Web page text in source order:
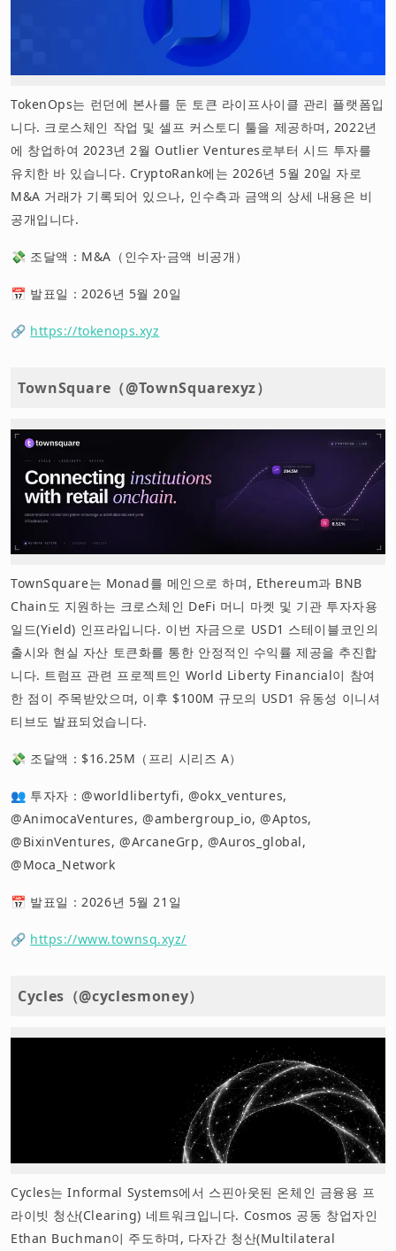
TokenOps는 런던에 본사를 둔 토큰 라이프사이클 관리 플랫폼입
니다. 크로스체인 작업 및 셀프 커스토디 툴을 제공하며, 2022년
에 창업하여 2023년 2월 Outlier Ventures로부터 시드 투자를
유치한 바 있습니다. CryptoRank에는 2026년 5월 20일 자로
M&A 거래가 기록되어 있으나, 인수측과 금액의 상세 내용은 비
공개입니다.
💸 조달액：M&A（인수자·금액 비공개）
📅 발표일：2026년 5월 20일
🔗 https://tokenops.xyz
TownSquare（@TownSquarexyz）
TownSquare는 Monad를 메인으로 하며, Ethereum과 BNB
Chain도 지원하는 크로스체인 DeFi 머니 마켓 및 기관 투자자용
일드(Yield) 인프라입니다. 이번 자금으로 USD1 스테이블코인의
출시와 현실 자산 토큰화를 통한 안정적인 수익률 제공을 추진합
니다. 트럼프 관련 프로젝트인 World Liberty Financial이 참여
한 점이 주목받았으며, 이후 $100M 규모의 USD1 유동성 이니셔
티브도 발표되었습니다.
💸 조달액：$16.25M（프리 시리즈 A）
👥 투자자：@worldlibertyfi, @okx_ventures,
@AnimocaVentures, @ambergroup_io, @Aptos,
@BixinVentures, @ArcaneGrp, @Auros_global,
@Moca_Network
📅 발표일：2026년 5월 21일
🔗 https://www.townsq.xyz/
Cycles（@cyclesmoney）
Cycles는 Informal Systems에서 스핀아웃된 온체인 금융용 프
라이빗 청산(Clearing) 네트워크입니다. Cosmos 공동 창업자인
Ethan Buchman이 주도하며, 다자간 청산(Multilateral